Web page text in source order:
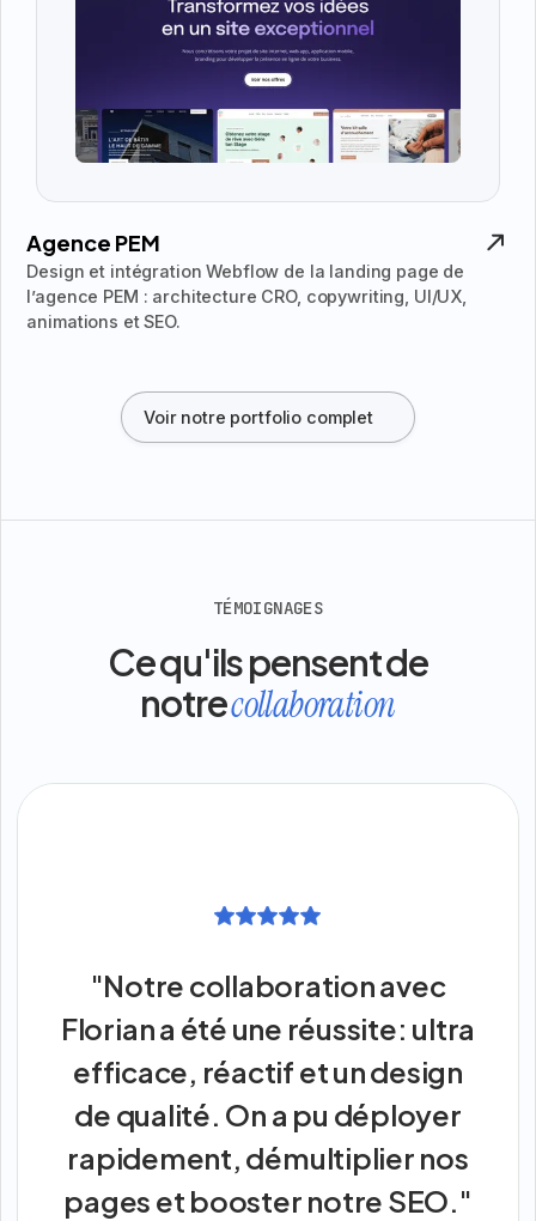
Agence PEM
Design et intégration Webflow de la landing page de
l’agence PEM : architecture CRO, copywriting, UI/UX,
animations et SEO.
Voir notre portfolio complet
TÉMOIGNAGES
Ce qu'ils pensent de
notrecollaboration
"Notre collaboration avec
Florian a été une réussite: ultra
efficace, réactif et un design
de qualité. On a pu déployer
rapidement, démultiplier nos
pages et booster notre SEO."